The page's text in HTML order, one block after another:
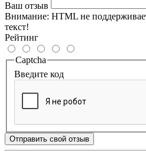
Ваш отзыв
Внимание: HTML не
текст!
Рейтинг
Captcha
Введите код
Отправить свой отзыв